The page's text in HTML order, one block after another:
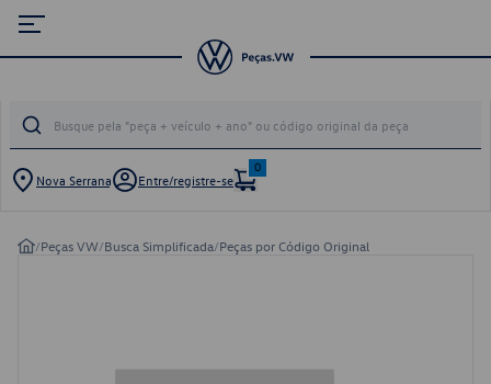
Nova Serrana Entre/registre-se
0
/Peças VW/Busca Simplificada/Peças por Código Original